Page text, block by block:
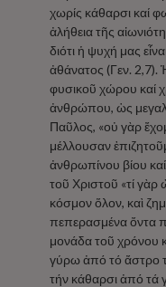
χωρίς κάθαρσι καί
ἀλήθεια τῆς
διότι ἡ ψυχή μας
ἀθάνατος (Γεν. 2,7).
φυσικοῦ χώρου καί
ἀνθρώπου, ὡς
Παῦλος, «οὐ γὰρ
μέλλουσαν
ἀνθρωπίνου βίου
τοῦ Χριστοῦ «τί
κόσμον ὅλον, καὶ
πεπερασμένα ὄντα
μονάδα τοῦ χρόνου
γύρω ἀπό τό ἄστρο
τήν κάθαρσι ἀπό τά